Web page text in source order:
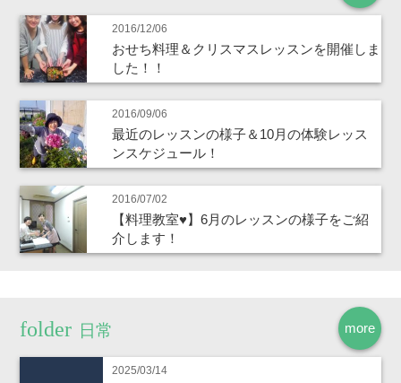
2016/12/06
おせち料理＆クリスマスレッスンを開催しま
した！！
2016/09/06
最近のレッスンの様子＆10月の体験レッス
ンスケジュール！
2016/07/02
【料理教室♥】6月のレッスンの様子をご紹
介します！
more
日常
2025/03/14